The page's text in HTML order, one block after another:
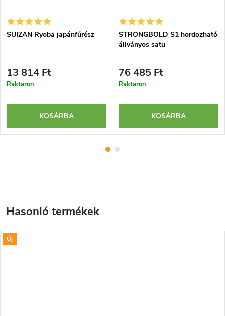
SUIZAN Ryoba japánfűrész
13 814 Ft
Raktáron
KOSÁRBA
STRONGBOLD S1 hordozható
állványos satu
76 485 Ft
Raktáron
KOSÁRBA
Új